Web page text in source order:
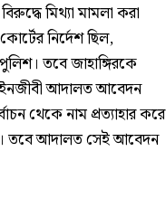
মিথ্যা মামলা করা
নির্দেশ ছিল,
তবে জাহাঙ্গিরকে
আদালত আবেদন
থেকে নাম প্রত্যাহার করে
তবে আদালত সেই আবেদন